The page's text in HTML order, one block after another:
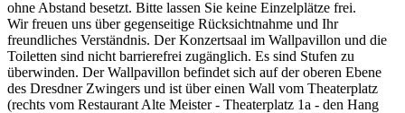
ohne Abstand besetzt. Bitte lassen Sie keine Einzelplätze frei.
Wir freuen uns über gegenseitige Rücksichtnahme und Ihr
freundliches Verständnis. Der Konzertsaal im Wallpavillon und die
Toiletten sind nicht barrierefrei zugänglich. Es sind Stufen zu
überwinden. Der Wallpavillon befindet sich auf der oberen Ebene
des Dresdner Zwingers und ist über einen Wall vom Theaterplatz
(rechts vom Restaurant Alte Meister - Theaterplatz 1a - den Hang